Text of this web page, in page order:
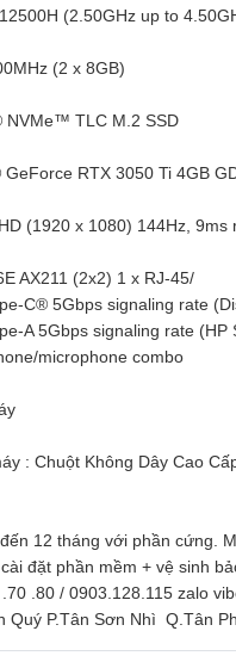
(2.50GHz up to
(2 x 8GB)
NVMe™ TLC M.2 SSD
RTX 3050 Ti 4GB
(1920 x 1080) 144Hz,
AX211 (2x2) 1 x RJ-45/
C® 5Gbps signaling rate
A 5Gbps signaling rate
microphone combo
: Chuột Không Dây Cao
12 tháng với phần cứng.
đặt phần mềm + vệ sinh
.80 / 0903.128.115 zalo
P.Tân Sơn Nhì Q.Tân